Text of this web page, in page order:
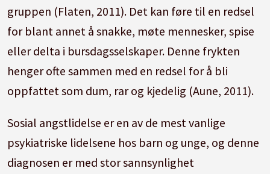
gruppen (Flaten, 2011). Det kan føre til en redsel
for blant annet å snakke, møte mennesker, spise
eller delta i bursdagsselskaper. Denne frykten
henger ofte sammen med en redsel for å bli
oppfattet som dum, rar og kjedelig (Aune, 2011).
Sosial angstlidelse er en av de mest vanlige
psykiatriske lidelsene hos barn og unge, og denne
diagnosen er med stor sannsynlighet